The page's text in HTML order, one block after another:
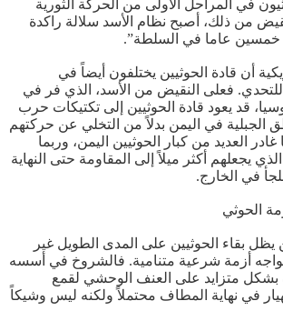
في المراحل الأولى من الحركة الثورية
من ذلك، أصبح نظام الأسد سلالة راكدة
خمسين عاما في السلطة”.
أن قادة الحوثيين يختلفون أيضاً في
للتحدي. فعلى النقيض من الأسد، الذي فر في
قد يعود قادة الحوثيين إلى تكتيكات حرب
الجبلية في اليمن بدلاً من التخلي عن حركتهم
العديد من كبار الحوثيين اليمن، وربما
يجعلهم أكثر ميلاً إلى المقاومة حتى النهاية
في الخارج.
الحوثي
بقاء الحوثيين على المدى الطويل غير
أزمة شرعية متنامية. فالشروخ في أسسه
بشكل متزايد على العنف الوحشي لقمع
في نهاية المطاف محتملاً ولكنه ليس وشيكاً